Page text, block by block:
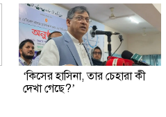
‘কিসের হাসিনা, তার চেহারা কী
দেখা গেছে?’